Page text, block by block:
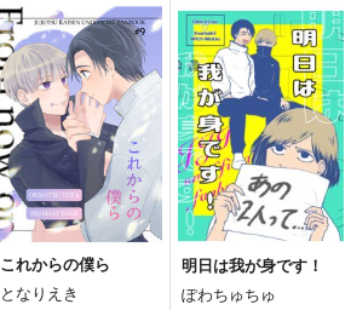
これからの僕ら
となりえき
明日は我が身です！
ぽわちゅちゅ